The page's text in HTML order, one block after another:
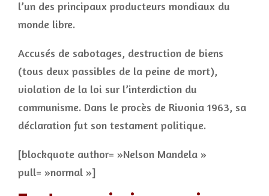
l’un des principaux producteurs mondiaux du
monde libre.
Accusés de sabotages, destruction de biens
(tous deux passibles de la peine de mort),
violation de la loi sur l’interdiction du
communisme. Dans le procès de Rivonia 1963, sa
déclaration fut son testament politique.
[blockquote author= »Nelson Mandela »
pull= »normal »]